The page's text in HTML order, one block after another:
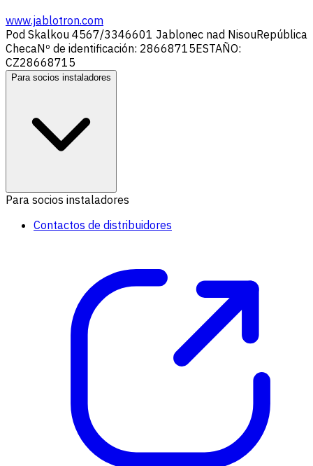
www.jablotron.com
Pod Skalkou 4567/3346601 Jablonec nad NisouRepública
ChecaNº de identificación: 28668715ESTAÑO:
CZ28668715
Para socios instaladores
Para socios instaladores
Contactos de distribuidores